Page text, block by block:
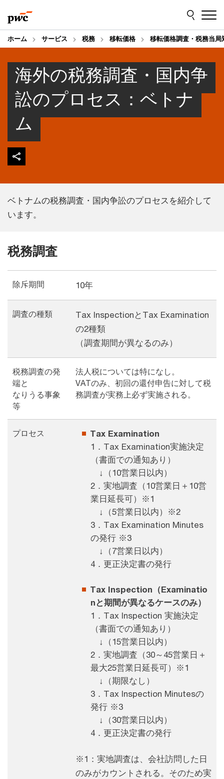
to
content
to
footer
ホーム サービス 税務 移転価格 移転価格調査・税務当局
海外の税務調査・国内争
訟のプロセス：ベトナ
ム
ベトナムの税務調査・国内争訟のプロセスを紹介して
います。
税務調査
除斥期間 10年
調査の種類
Tax InspectionとTax Examination
の2種類
（調査期間が異なるのみ）
税務調査の発
端と
なりうる事象
等
法人税については特になし。
VATのみ、初回の還付申告に対して税
務調査が実務上必ず実施される。
プロセス
Tax Examination
1．Tax Examination実施決定
（書面での通知あり）
↓（10営業日以内）
2．実地調査（10営業日＋10営
業日延長可）※1
↓（5営業日以内）※2
3．Tax Examination Minutes
の発行 ※3
↓（7営業日以内）
4．更正決定書の発行
Tax Inspection（Examinatio
nと期間が異なるケースのみ）
1．Tax Inspection 実施決定
（書面での通知あり）
↓（15営業日以内）
2．実地調査（30～45営業日＋
最大25営業日延長可）※1
↓（期限なし）
3．Tax Inspection Minutesの
発行 ※3
↓（30営業日以内）
4．更正決定書の発行
※1：実地調査は、会社訪問した日
のみがカウントされる。そのため実